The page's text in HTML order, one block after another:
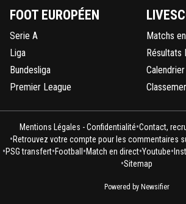
FOOT EUROPÉEN
Serie A
Liga
Bundesliga
Premier League
Matchs
Résultats
Mentions Légales - Confidentialité•Contact,
•Retrouvez votre compte pour les commentaires
•PSG transfert•Football •Match en direct•Youtube•
•Sitemap
Powered by Newsifier